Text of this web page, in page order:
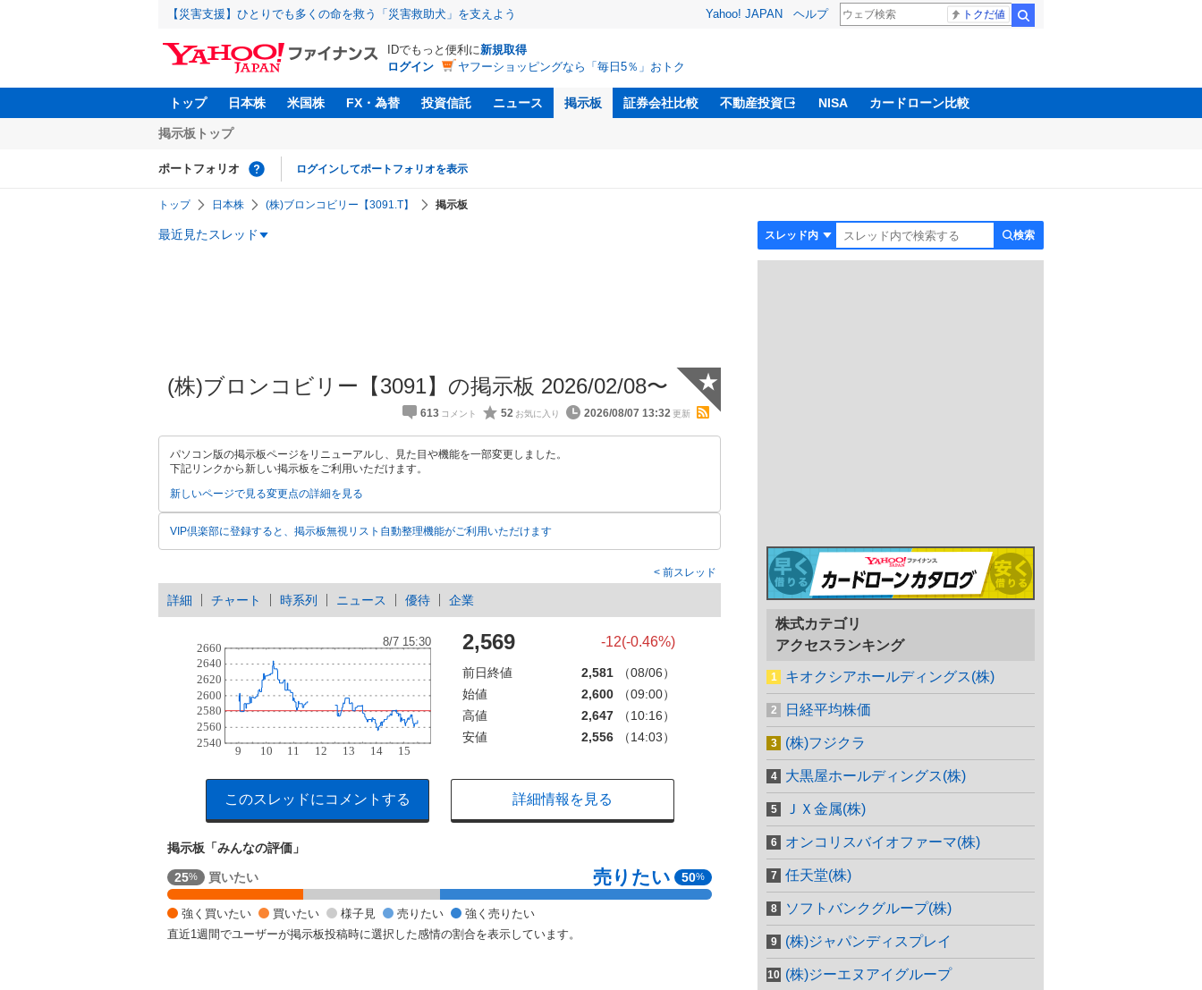
【災害支援】ひとりでも多くの命を救う「災害救助犬」を支えよう Yahoo! JAPAN ヘルプ トクだ値
IDでもっと便利に新規取得
ログイン
ヤフーショッピングなら「毎日5％」おトク
トップ 日本株 米国株 FX・為替 投資信託 ニュース 掲示板 証券会社比較 不動産投資 NISA カードローン比較
掲示板トップ
ポートフォリオ ログインしてポートフォリオを表示
トップ 日本株 (株)ブロンコビリー【3091.T】 掲示板
最近見たスレッド 検索
(株)ブロンコビリー【3091】の掲示板 2026/02/08〜
613 52 2026/08/07 13:32
★
パソコン版の掲示板ページをリニューアルし、見た目や機能を一部変更しました。
下記リンクから新しい掲示板をご利用いただけます。
新しいページで見る変更点の詳細を見る
VIP倶楽部に登録すると、掲示板無視リスト自動整理機能がご利用いただけます
前スレッド
詳細 チャート 時系列 ニュース 優待 企業
2,569 -12(-0.46%)
前日終値 2,581
（08/06）
始値
2,600
（09:00）
高値
2,647
（10:16）
安値
2,556 （14:03）
このスレッドにコメントする 詳細情報を見る
掲示板「みんなの評価」
強
く
買
い
25% 買いたい 売りたい 50%
強く買いたい 買いたい 様子見 売りたい
強く売りたい
直近1週間でユーザーが掲示板投稿時に選択した感情の割合を表示しています。
株式カテゴリ
アクセスランキング
キオクシアホールディングス(株)
日経平均株価
(株)フジクラ
大黒屋ホールディングス(株)
ＪＸ金属(株)
オンコリスバイオファーマ(株)
任天堂(株)
ソフトバンクグループ(株)
(株)ジャパンディスプレイ
(株)ジーエヌアイグループ